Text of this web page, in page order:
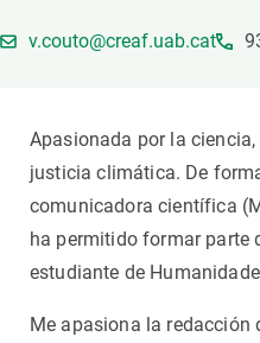
v.couto@creaf.uab.cat
Apasionada por la
justicia climática. De
comunicadora científica
ha permitido formar parte
estudiante de
Me apasiona la redacción
Instalaciones
NOTICIAS Y AGENDA
Eventos anteriores